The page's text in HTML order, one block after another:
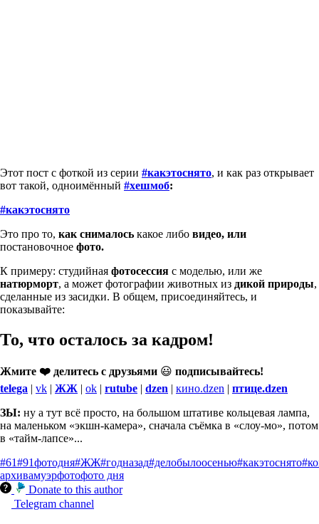
Этот пост c фоткой из серии #какэтоснято, и как раз открывает
вот такой, одноимённый #хешмоб:
#какэтоснято
Это про то, как снималось какое либо видео, или
постановочное фото.
К примеру: студийная фотосессия с моделью, или же
натюрморт, а может фотографии животных из дикой природы,
сделанные из засидки. В общем, присоединяйтесь, и
показывайте:
То, что осталось за кадром!
Жмите ❤️ делитесь с друзьями 😃 подписывайтесь!
telega | vk | ЖЖ | ok | rutube | dzen | кино.dzen | птице.dzen
ЗЫ: ну а тут всё просто, на большом штативе кольцевая лампа,
на маленьком «экшн-камера», сначала съёмка в «слоу-мо», потом
в «тайм-лапсе»...
#61#91фотодня#ЖЖ#годназад#делобылоосенью#какэтоснято
архивамуэрфотофото дня
Donate to this author
Telegram channel